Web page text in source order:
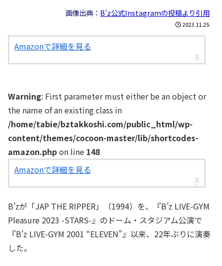
画像出典： B'z公式Instagramの投稿より引用
2023.11.25
Amazonで詳細を見る
Warning: First parameter must either be an object or
the name of an existing class in
/home/tabie/bztakkoshi.com/public_html/wp-
content/themes/cocoon-master/lib/shortcodes-
amazon.phpon line 148
Amazonで詳細を見る
B’zが「JAP THE RIPPER」（1994）を、『B’z LIVE-GYM
Pleasure 2023 -STARS-』のドーム・スタジアム公演で
『B’z LIVE-GYM 2001 “ELEVEN”』以来、22年ぶりに演奏
した。